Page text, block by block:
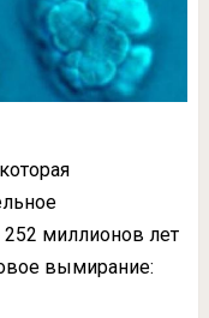
252 миллионов лет
вымирание: